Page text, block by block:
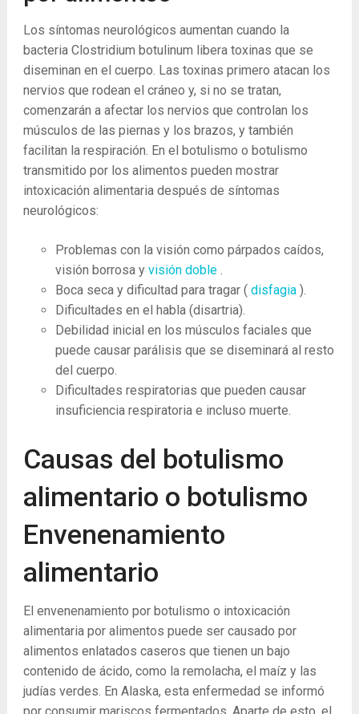
Los síntomas neurológicos aumentan cuando la
bacteria Clostridium botulinum libera toxinas que se
diseminan en el cuerpo. Las toxinas primero atacan los
nervios que rodean el cráneo y, si no se tratan,
comenzarán a afectar los nervios que controlan los
músculos de las piernas y los brazos, y también
facilitan la respiración. En el botulismo o botulismo
transmitido por los alimentos pueden mostrar
intoxicación alimentaria después de síntomas
neurológicos:
Problemas con la visión como párpados caídos,
visión borrosa y visión doble .
Boca seca y dificultad para tragar (disfagia ).
Dificultades en el habla (disartria).
Debilidad inicial en los músculos faciales que
puede causar parálisis que se diseminará al resto
del cuerpo.
Dificultades respiratorias que pueden causar
insuficiencia respiratoria e incluso muerte.
Causas del botulismo
alimentario o botulismo
Envenenamiento
alimentario
El envenenamiento por botulismo o intoxicación
alimentaria por alimentos puede ser causado por
alimentos enlatados caseros que tienen un bajo
contenido de ácido, como la remolacha, el maíz y las
judías verdes. En Alaska, esta enfermedad se informó